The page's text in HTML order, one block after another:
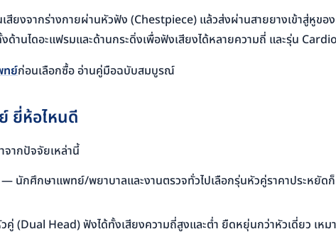
ยงจากร่างกายผ่านหัวฟัง (Chestpiece) แล้วส่งผ่านสายยางเข้าสู่หูข
านไดอะแฟรมและด้านกระดิ่งเพื่อฟังเสียงได้หลายความถี่ และรุ่น
ทย์ก่อนเลือกซื้อ อ่านคู่มือฉบับสมบูรณ์
ยี่ห้อไหนดี
ากปัจจัยเหล่านี้
— นักศึกษาแพทย์/พยาบาลและงานตรวจทั่วไปเลือกรุ่นหัวคู่ราคาประหยัด
(Dual Head) ฟังได้ทั้งเสียงความถี่สูงและต่ำ ยืดหยุ่นกว่าหัวเดี่ยว เหม